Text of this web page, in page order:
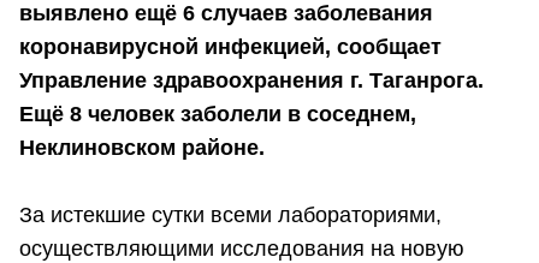
выявлено ещё 6 случаев заболевания
коронавирусной инфекцией, сообщает
Управление здравоохранения г. Таганрога.
Ещё 8 человек заболели в соседнем,
Неклиновском районе.
За истекшие сутки всеми лабораториями,
осуществляющими исследования на новую